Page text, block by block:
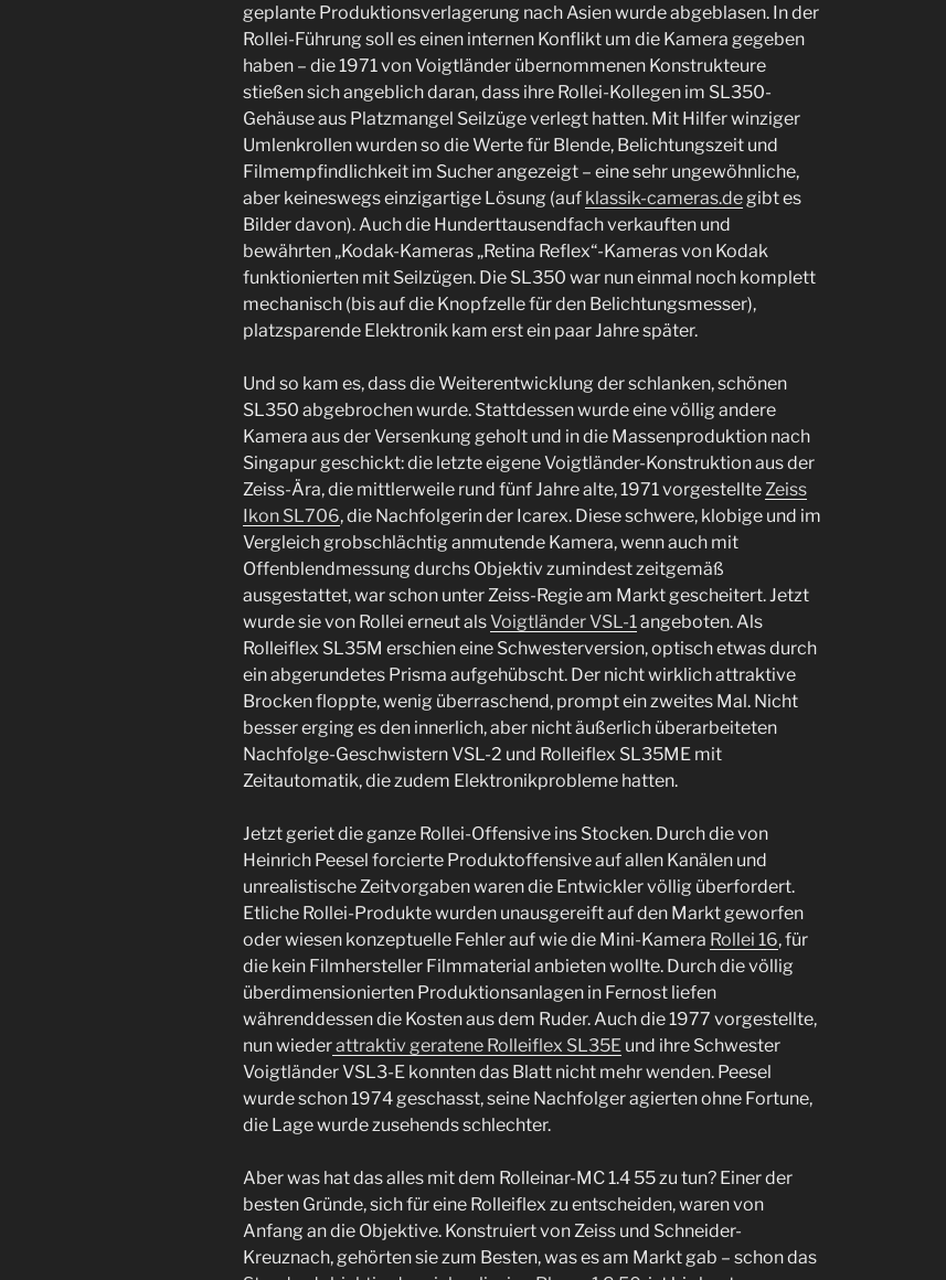
geplante Produktionsverlagerung nach Asien wurde abgeblasen. In der
Rollei-Führung soll es einen internen Konflikt um die Kamera gegeben
haben – die 1971 von Voigtländer übernommenen Konstrukteure
stießen sich angeblich daran, dass ihre Rollei-Kollegen im SL350-
Gehäuse aus Platzmangel Seilzüge verlegt hatten. Mit Hilfer winziger
Umlenkrollen wurden so die Werte für Blende, Belichtungszeit und
Filmempfindlichkeit im Sucher angezeigt – eine sehr ungewöhnliche,
aber keineswegs einzigartige Lösung (auf klassik-cameras.de gibt es
Bilder davon). Auch die Hunderttausendfach verkauften und
bewährten „Kodak-Kameras „Retina Reflex“-Kameras von Kodak
funktionierten mit Seilzügen. Die SL350 war nun einmal noch komplett
mechanisch (bis auf die Knopfzelle für den Belichtungsmesser),
platzsparende Elektronik kam erst ein paar Jahre später.
Und so kam es, dass die Weiterentwicklung der schlanken, schönen
SL350 abgebrochen wurde. Stattdessen wurde eine völlig andere
Kamera aus der Versenkung geholt und in die Massenproduktion nach
Singapur geschickt: die letzte eigene Voigtländer-Konstruktion aus der
Zeiss-Ära, die mittlerweile rund fünf Jahre alte, 1971 vorgestellte Zeiss
Ikon SL706, die Nachfolgerin der Icarex. Diese schwere, klobige und im
Vergleich grobschlächtig anmutende Kamera, wenn auch mit
Offenblendmessung durchs Objektiv zumindest zeitgemäß
ausgestattet, war schon unter Zeiss-Regie am Markt gescheitert. Jetzt
wurde sie von Rollei erneut alsVoigtländer VSL-1angeboten. Als
Rolleiflex SL35M erschien eine Schwesterversion, optisch etwas durch
ein abgerundetes Prisma aufgehübscht. Der nicht wirklich attraktive
Brocken floppte, wenig überraschend, prompt ein zweites Mal. Nicht
besser erging es den innerlich, aber nicht äußerlich überarbeiteten
Nachfolge-Geschwistern VSL-2 und Rolleiflex SL35ME mit
Zeitautomatik, die zudem Elektronikprobleme hatten.
Jetzt geriet die ganze Rollei-Offensive ins Stocken. Durch die von
Heinrich Peesel forcierte Produktoffensive auf allen Kanälen und
unrealistische Zeitvorgaben waren die Entwickler völlig überfordert.
Etliche Rollei-Produkte wurden unausgereift auf den Markt geworfen
oder wiesen konzeptuelle Fehler auf wie die Mini-Kamera Rollei 16, für
die kein Filmhersteller Filmmaterial anbieten wollte. Durch die völlig
überdimensionierten Produktionsanlagen in Fernost liefen
währenddessen die Kosten aus dem Ruder. Auch die 1977 vorgestellte,
nun wiederattraktiv geratene Rolleiflex SL35E und ihre Schwester
Voigtländer VSL3-E konnten das Blatt nicht mehr wenden. Peesel
wurde schon 1974 geschasst, seine Nachfolger agierten ohne Fortune,
die Lage wurde zusehends schlechter.
Aber was hat das alles mit dem Rolleinar-MC 1.4 55 zu tun? Einer der
besten Gründe, sich für eine Rolleiflex zu entscheiden, waren von
Anfang an die Objektive. Konstruiert von Zeiss und Schneider-
Kreuznach, gehörten sie zum Besten, was es am Markt gab – schon das